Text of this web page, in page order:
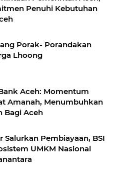
Penuhi Kebutuhan
Porak- Porandakan
Lhoong
Aceh: Momentum
Amanah, Menumbuhkan
Bagi Aceh
Salurkan Pembiayaan, BSI
UMKM Nasional